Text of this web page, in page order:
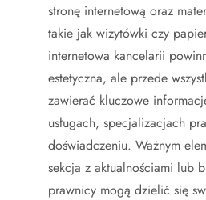
stronę internetową oraz
takie jak wizytówki czy
internetowa kancelarii
estetyczna, ale przede
zawierać kluczowe
usługach, specjalizacjach
doświadczeniu. Ważnym
sekcja z aktualnościami lub
prawnicy mogą dzielić się